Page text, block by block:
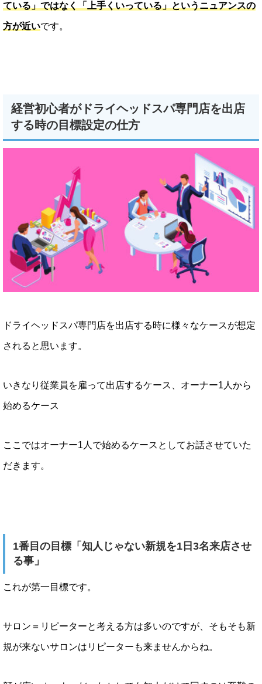
ている」ではなく「上手くいっている」というニュアンスの
方が近いです。
経営初心者がドライヘッドスパ専門店を出店
する時の目標設定の仕方
ドライヘッドスパ専門店を出店する時に様々なケースが想定
されると思います。
いきなり従業員を雇って出店するケース、オーナー1人から
始めるケース
ここではオーナー1人で始めるケースとしてお話させていた
だきます。
1番目の目標「知人じゃない新規を1日3名来店させ
る事」
これが第一目標です。
サロン＝リピーターと考える方は多いのですが、そもそも新
規が来ないサロンはリピーターも来ませんからね。